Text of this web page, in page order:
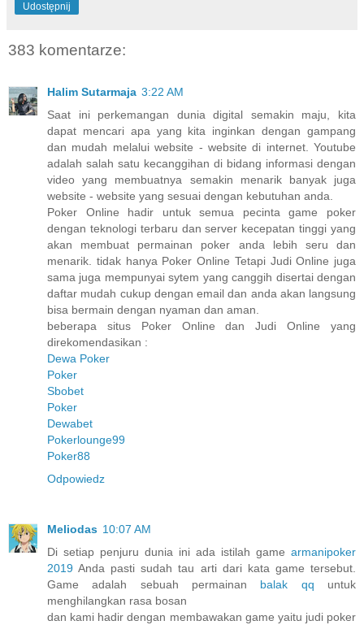
Udostępnij
383 komentarze:
Halim Sutarmaja 3:22 AM
Saat ini perkemangan dunia digital semakin maju, kita
dapat mencari apa yang kita inginkan dengan gampang
dan mudah melalui website - website di internet. Youtube
adalah salah satu kecanggihan di bidang informasi dengan
video yang membuatnya semakin menarik banyak juga
website - website yang sesuai dengan kebutuhan anda.
Poker Online hadir untuk semua pecinta game poker
dengan teknologi terbaru dan server kecepatan tinggi yang
akan membuat permainan poker anda lebih seru dan
menarik. tidak hanya Poker Online Tetapi Judi Online juga
sama juga mempunyai sytem yang canggih disertai dengan
daftar mudah cukup dengan email dan anda akan langsung
bisa bermain dengan nyaman dan aman.
beberapa situs Poker Online dan Judi Online yang
direkomendasikan :
Dewa Poker
Poker
Sbobet
Poker
Dewabet
Pokerlounge99
Poker88
Odpowiedz
Meliodas 10:07 AM
Di setiap penjuru dunia ini ada istilah game armanipoker
2019 Anda pasti sudah tau arti dari kata game tersebut.
Game adalah sebuah permainan balak qq untuk
menghilangkan rasa bosan
dan kami hadir dengan membawakan game yaitu judi poker